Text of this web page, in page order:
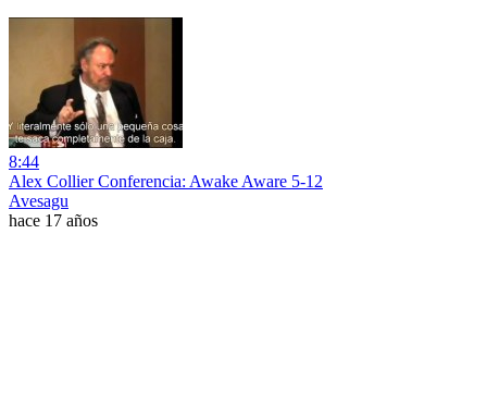
8:44
Alex Collier Conferencia: Awake Aware 5-12
Avesagu
hace 17 años